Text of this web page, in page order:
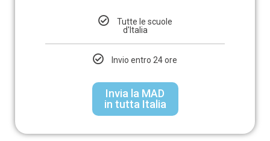
Tutte le scuole
d'Italia
Invio entro 24 ore
Invia la MAD
in tutta Italia